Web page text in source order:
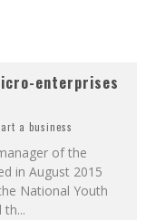
enterprises
a business
of the
in August 2015
National Youth
th...